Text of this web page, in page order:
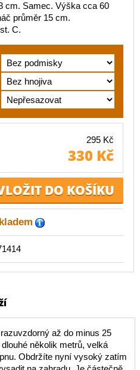
cm. Samec. Výška cca 60
průměr 15 cm.
C.
295 Kč
330 Kč
až do minus 25
několik metrů, velká
Obdržíte nyní vysoký zatím